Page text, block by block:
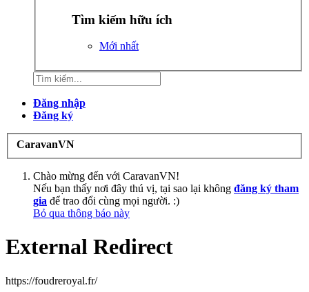
Tìm kiếm hữu ích
Mới nhất
Đăng nhập
Đăng ký
CaravanVN
Chào mừng đến với CaravanVN!
Nếu bạn thấy nơi đây thú vị, tại sao lại không đăng ký tham
gia để trao đổi cùng mọi người. :)
Bỏ qua thông báo này
External Redirect
https://foudreroyal.fr/